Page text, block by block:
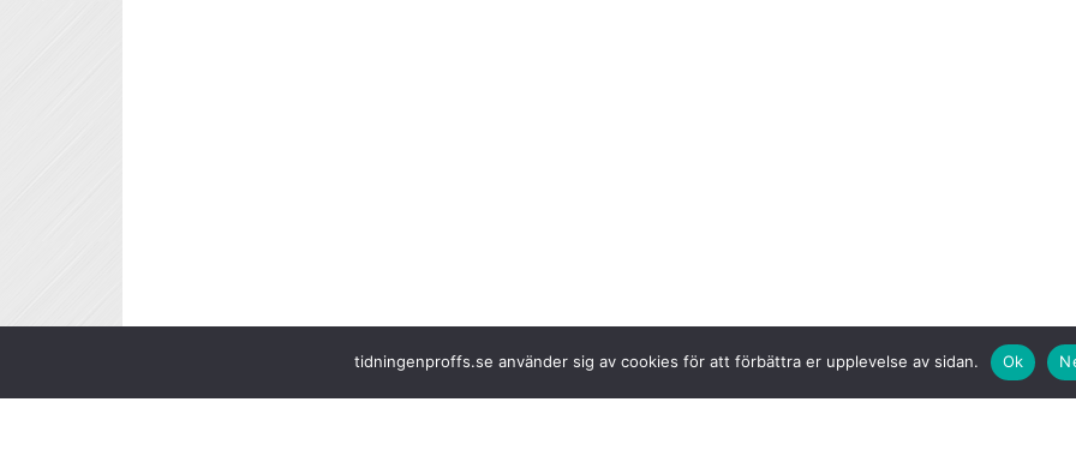
tidningenproffs.se använder sig av cookies för att förbättra er upplevelse av sidan. Ok